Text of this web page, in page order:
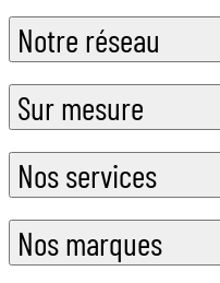
Notre réseau
Sur mesure
Nos services
Nos marques